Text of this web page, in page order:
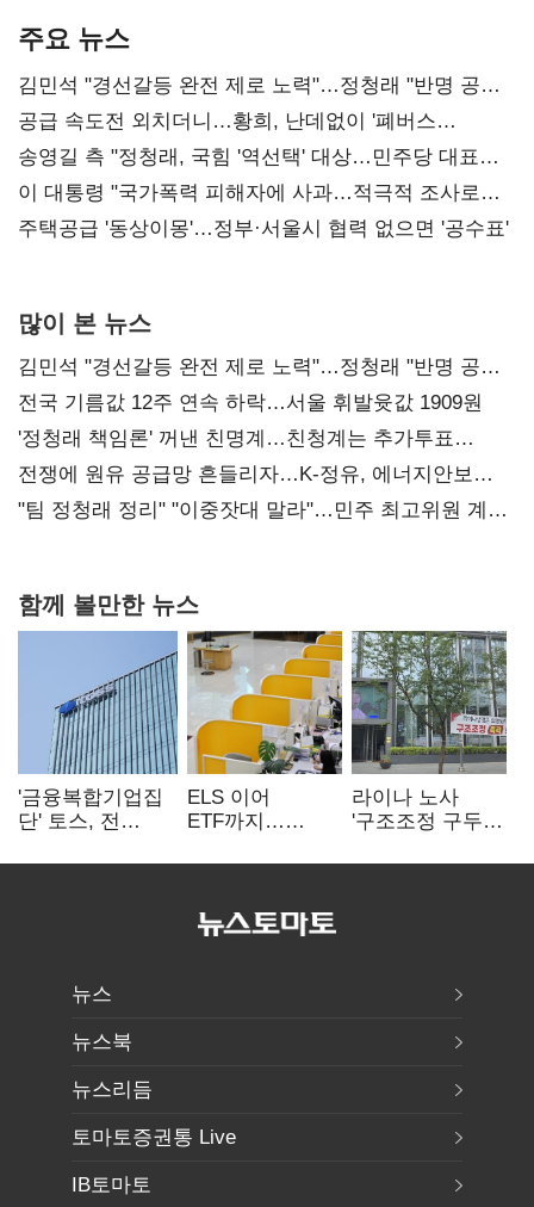
주요 뉴스
김민석 "경선갈등 완전 제로 노력"…정청래 "반명 공세
사과부터"
공급 속도전 외치더니…황희, 난데없이 '폐버스
리모델링' 제안
송영길 측 "정청래, 국힘 '역선택' 대상…민주당 대표로
총선 지휘 못해"
이 대통령 "국가폭력 피해자에 사과…적극적 조사로
진실 밝혀야"
주택공급 '동상이몽'…정부·서울시 협력 없으면 '공수표'
많이 본 뉴스
김민석 "경선갈등 완전 제로 노력"…정청래 "반명 공세
사과부터"
전국 기름값 12주 연속 하락…서울 휘발윳값 1909원
'정청래 책임론' 꺼낸 친명계…친청계는 추가투표
때리기
전쟁에 원유 공급망 흔들리자…K-정유, 에너지안보
핵심으로 재부상
"팀 정청래 정리" "이중잣대 말라"…민주 최고위원 계파
함께 볼만한 뉴스
'금융복합기업집
단' 토스, 전
표준화
ELS 이어
ETF까지…
제동 걸린 은행
라이나 노사
'구조조정 구두
뉴스
뉴스북
뉴스리듬
토마토증권통 Live
IB토마토